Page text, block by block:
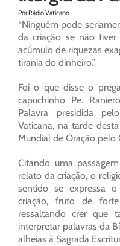
Por Rádio Vaticano
“Ninguém pode
da criação se não
acúmulo de riquezas
tirania do dinheiro.”
Foi o que disse o
capuchinho Pe.
Palavra presidida
Vaticana, na tarde
Mundial de Oração pelo
Citando uma
relato da criação, o
sentido se expressa
criação, fruto de
ressaltando crer que
interpretar palavras da
alheias à Sagrada